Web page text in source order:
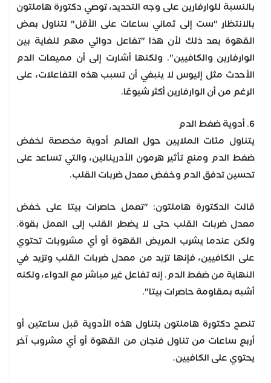
بالنسبة للوارفارين على وجه التحديد، توصي دكتورة هاملتون
بالانتظار "ست إلى ثماني ساعات على الأقل" لتناول بعض
القهوة بعد ذلك لأن هذا "تفاعل دوائي مهم للغاية بين
الوارفارين والكافيين". ولكنها أشارت إلى أن مميعات الدم
الأحدث مثل إليوس لا ينبغي أن تسبب هذه التفاعلات، على
الرغم من أن الوارفارين أكثر شيوعًا.
6. أدوية ضغط الدم
يتناول مئات الملايين حول العالم أدوية مخصصة لخفض
ضغط الدم ومنع تأثير هرمون الأدرينالين، والتي تساعد على
تحسين تدفق الدم وخفض معدل ضربات القلب.
قالت الدكتورة هاملتون: "تعمل حاصرات بيتا على خفض
معدل ضربات القلب حتى لا يضطر القلب إلى العمل بقوة.
ولكن عندما يشرب المريض القهوة أو أي مشروبات تحتوي
على الكافيين، فإنها تزيد من معدل ضربات القلب وتزيد في
النهاية من ضغط الدم. إنه تفاعل غير مباشر مع الدواء، ولكنه
أشبه بمقاومة حاصرات بيتا".
تنصح دكتورة هاملتون بتناول هذه الأدوية قبل ساعتين أو
أربع ساعات من تناول فنجان من القهوة أو أي مشروب آخر
يحتوي على الكافيين.